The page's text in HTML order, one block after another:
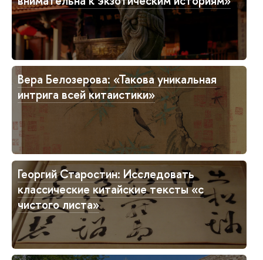
Вера Белозерова: «Такова уникальная
интрига всей китаистики»
Георгий Старостин: Исследовать
классические китайские тексты «с
чистого листа»